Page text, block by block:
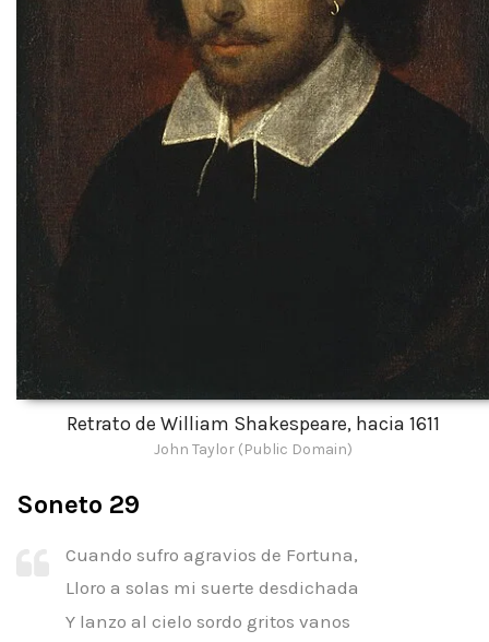
Retrato de William Shakespeare, hacia 1611
John Taylor (Public Domain)
Soneto 29
Cuando sufro agravios de Fortuna,
Lloro a solas mi suerte desdichada
Y lanzo al cielo sordo gritos vanos